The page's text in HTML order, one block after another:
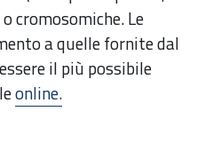
cromosomiche. Le
a quelle fornite dal
il più possibile
online.